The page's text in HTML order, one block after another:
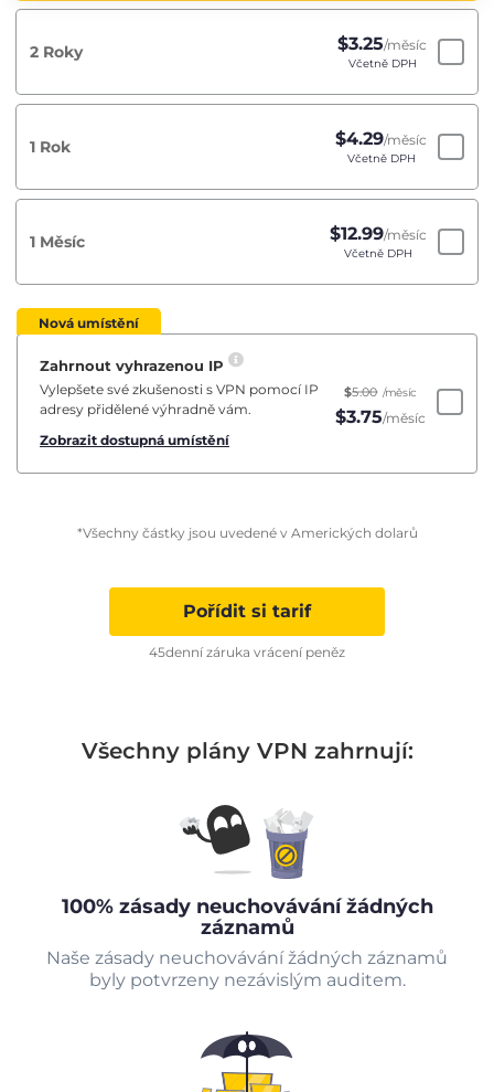
2 Roky $3.25/měsíc
Včetně DPH
1 Rok $4.29/měsíc
Včetně DPH
1 Měsíc $12.99/měsíc
Včetně DPH
Nová umístění
Zahrnout vyhrazenou IP
Vylepšete své zkušenosti s VPN pomocí IP
adresy přidělené výhradně vám.
Zobrazit dostupná umístění
$5.00 /měsíc
$3.75/měsíc
*Všechny částky jsou uvedené v Amerických dolarů
Pořídit si tarif
45denní záruka vrácení peněz
Všechny plány VPN zahrnují:
100% zásady neuchovávání žádných
záznamů
Naše zásady neuchovávání žádných záznamů
byly potvrzeny nezávislým auditem.